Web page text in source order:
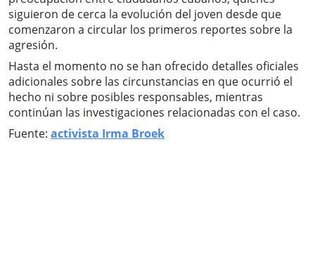
siguieron de cerca la evolución del joven desde que
comenzaron a circular los primeros reportes sobre la
agresión.
Hasta el momento no se han ofrecido detalles oficiales
adicionales sobre las circunstancias en que ocurrió el
hecho ni sobre posibles responsables, mientras
continúan las investigaciones relacionadas con el caso.
Fuente: activista Irma Broek